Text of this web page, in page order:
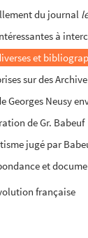
du journal
à
et
sur des
Georges Neusy
de Gr. Babeuf
jugé par
et
française